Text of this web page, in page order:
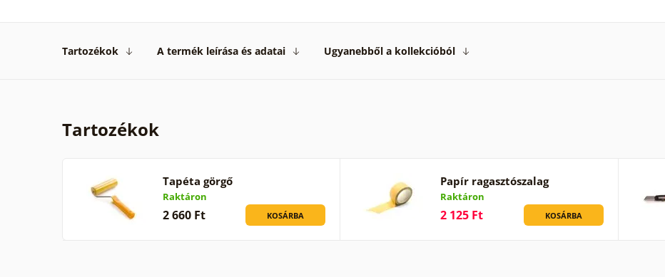
Tartozékok A termék leírása és adatai Ugyanebből a kollekcióból
Tartozékok
Tapéta görgő
Raktáron
2 660 Ft KOSÁRBA
Papír ragasztószalag
Raktáron
2 125 Ft KOSÁRBA